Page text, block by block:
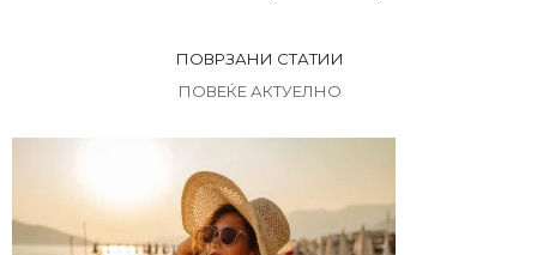
ПОВРЗАНИ СТАТИИ
ПОВЕЌЕ АКТУЕЛНО